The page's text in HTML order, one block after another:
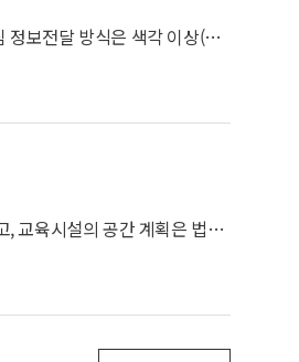
도시 보행환경의 보행안전시설은 주로 색채 대비를 중심으로 정보를 전달하도록 설계됐다. 그러나 이러한 색채 중심 정보전달 방식은 색각 이상(Color Vision Deficiency)을 가진 이용자에게 인지 오류를 유발할 가능성이 있으며, 이는 보행 안전 문제로 이어질 수 있다. 본 연구는 색약자의 시각인지 특성을 고려하여 보행안전시설의 색채 중심 정보전달 구조를 분석하고, 컬러유니버설디자인(Color Universal Design, CUD) 관점에서 개선 방향을 제시하는 것을 목적으로 한다.
우리나라의 특수교육 대상 학생 수의 양적인 증대와 인지 및 심리 지원의 중요성이 강조되는 질적 변화에도 불구하고, 교육시설의 공간 계획은 법적 최소 기준을 충족하기 위한 물리적 보완에 지나치게 편중되어 있다. 이에 본 연구는 사용자의 인지적, 감각적 접근성을 극대화한 인간 중심의 설계 사례를 고찰함으로써 국내에 적합한 교육환경의 질적 고도화를 위한 방안을 모색하고자 한다.